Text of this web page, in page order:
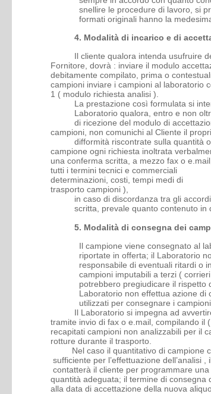
snellire le procedure di lavoro, si
formati originali hanno la
4. Modalità di incarico e di
Il cliente qualora intenda usufruire
Fornitore, dovrà : inviare il modulo
debitamente compilato, prima o
campioni inviare i campioni al
1 ( modulo richiesta analisi ).
La prestazione così formulata si
Laboratorio qualora, entro e non
di ricezione del modulo di
campioni, non comunichi al Cliente il
difformità riscontrate sulla
campione ogni richiesta inoltrata
una conferma scritta, a mezzo fax o
tutti i termini tecnici e
determinazioni, costi, tempi medi di
trasporto campioni ),
in caso di discordanza tra gli
scritta, prevale quanto contenuto in
5. Modalità di consegna dei
Il campione viene consegnato al
riportate in offerta; il Laboratorio
responsabile di eventuali ritardi o
campioni imputabili a terzi (
potrebbero pregiudicare il rispetto
Laboratorio non effettua azione di
utilizzati per consegnare i
Il Laboratorio si impegna ad
tramite invio di fax o e.mail, compilando il
recapitati campioni non analizzabili
rotture durante il trasporto.
Nel caso il quantitativo di
sufficiente per l’effettuazione
contatterà il cliente per programmare
quantità adeguata; il termine di
alla data di accettazione della nuova